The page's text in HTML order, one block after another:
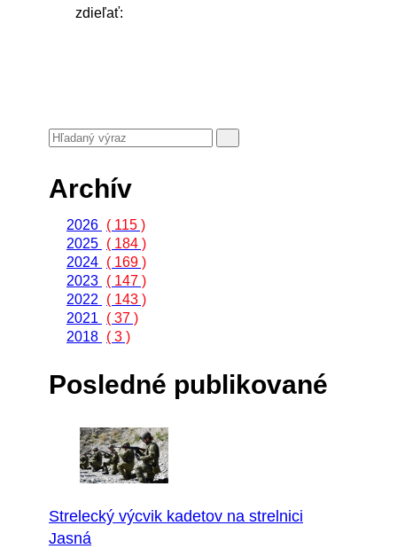
zdieľať:
Archív
2026 ( 115 )
2025 ( 184 )
2024 ( 169 )
2023 ( 147 )
2022
( 143 )
2021
( 37 )
2018 ( 3 )
Posledné publikované
Strelecký výcvik kadetov na strelnici
Jasná